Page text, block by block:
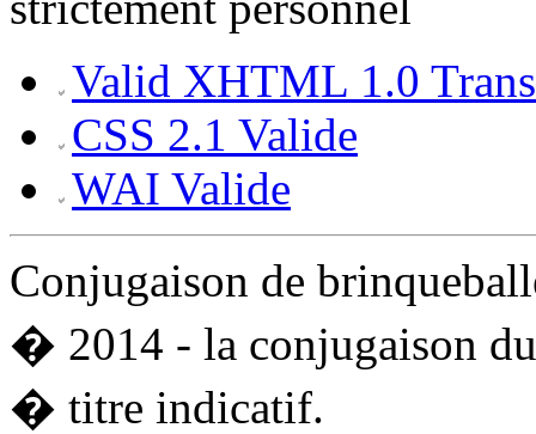
Valid XHTML 1.0
CSS 2.1 Valide
WAI Valide
Conjugaison de
� 2014 - la conjugaison
� titre indicatif.